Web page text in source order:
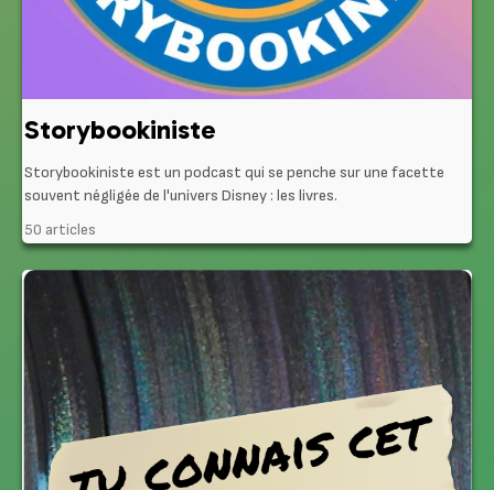
Storybookiniste
Storybookiniste est un podcast qui se penche sur une facette
souvent négligée de l'univers Disney : les livres.
50 articles